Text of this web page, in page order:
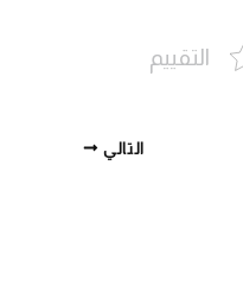
التقييم
التالي